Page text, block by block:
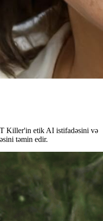
Killer'in etik AI istifadəsini və
təmin edir.